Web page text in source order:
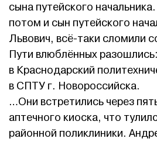
сына путейского
потом и сын путейского
Львович, всё-таки сломили
Пути влюблённых
в Краснодарский
в СПТУ г. Новороссийска.
…Они встретились через
аптечного киоска, что
районной поликлиники.